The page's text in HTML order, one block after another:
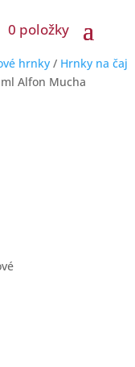
0 položky
hrnky / Hrnky na čaj
Alfon Mucha